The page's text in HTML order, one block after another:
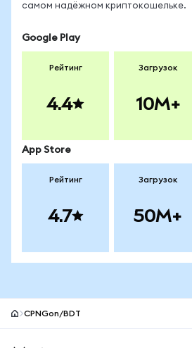
самом надёжном криптокошельке.
Google Play
Рейтинг
4.4
Загрузок
10M+
App Store
Рейтинг
4.7
Загрузок
50M+
CPNGon/BDT